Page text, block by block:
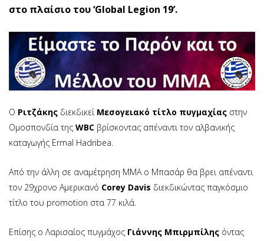
στο πλαίσιο του ‘Global Legion 19’.
O Ριτζάκης διεκδικεί Μεσογειακό τίτλο πυγμαχίας στην
Ομοσπονδία της WBC βρίσκοντας απέναντι τον αλβανικής
καταγωγής Ermal Hadribea.
Από την άλλη σε αναμέτρηση ΜΜΑ ο Μπασάρ θα βρει απέναντι
τον 29χρονο Αμερικανό Corey Davis διεκδικώντας παγκόσμιο
τίτλο του promotion στα 77 κιλά.
Επίσης ο Λαρισαίος πυγμάχος Γιάννης Μπιρμπίλης όντας